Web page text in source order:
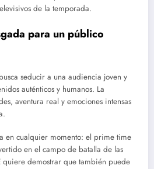
de la temporada.
para un público
seducir a una audiencia joven y
auténticos y humanos. La
aventura real y emociones intensas
en cualquier momento: el prime time
en el campo de batalla de las
quiere demostrar que también puede